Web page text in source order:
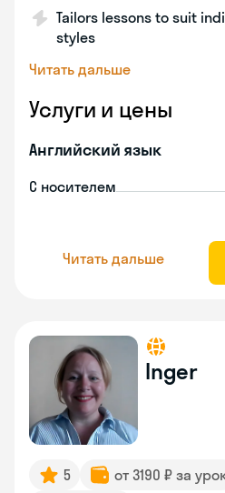
Tailors lessons to suit
styles
Читать дальше
Услуги и цены
Английский язык
С носителем
Читать дальше
Inger
5 от 3190 ₽ за